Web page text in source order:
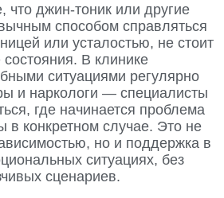
что джин-тоник или другие
способом справляться
или усталостью, не стоит
состояния. В клинике
ситуациями регулярно
и наркологи — специалисты
где начинается проблема
в конкретном случае. Это не
но и поддержка в
ситуациях, без
сценариев.